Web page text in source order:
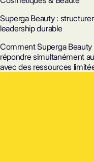
Superga Beauty :
leadership durable
Comment Superga
répondre simultanément
avec des ressources